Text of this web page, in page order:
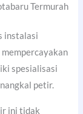
Termurah
instalasi
spesialisasi
petir.
ini tidak